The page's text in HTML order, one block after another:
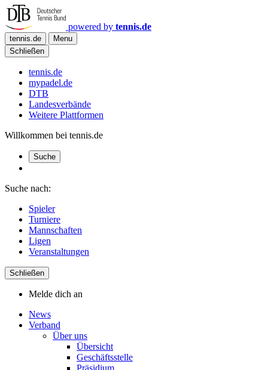
powered by tennis.de
tennis.de
Menu
Schließen
tennis.de
mypadel.de
DTB
Landesverbände
Weitere Plattformen
Willkommen bei tennis.de
Suche
Suche nach:
Spieler
Turniere
Mannschaften
Ligen
Veranstaltungen
Schließen
Melde dich an
News
Verband
Über uns
Übersicht
Geschäftsstelle
Präsidium